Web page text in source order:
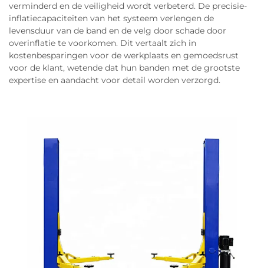
verminderd en de veiligheid wordt verbeterd. De precisie-
inflatiecapaciteiten van het systeem verlengen de
levensduur van de band en de velg door schade door
overinflatie te voorkomen. Dit vertaalt zich in
kostenbesparingen voor de werkplaats en gemoedsrust
voor de klant, wetende dat hun banden met de grootste
expertise en aandacht voor detail worden verzorgd.